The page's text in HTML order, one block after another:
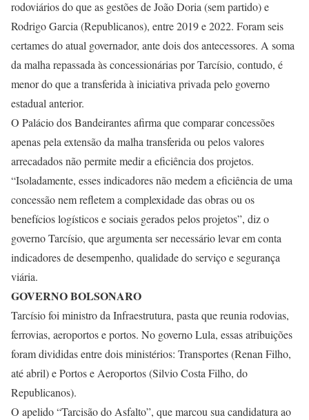
rodoviários do que as gestões de João Doria (sem partido) e
Rodrigo Garcia (Republicanos), entre 2019 e 2022. Foram seis
certames do atual governador, ante dois dos antecessores. A soma
da malha repassada às concessionárias por Tarcísio, contudo, é
menor do que a transferida à iniciativa privada pelo governo
estadual anterior.
O Palácio dos Bandeirantes afirma que comparar concessões
apenas pela extensão da malha transferida ou pelos valores
arrecadados não permite medir a eficiência dos projetos.
“Isoladamente, esses indicadores não medem a eficiência de uma
concessão nem refletem a complexidade das obras ou os
benefícios logísticos e sociais gerados pelos projetos”, diz o
governo Tarcísio, que argumenta ser necessário levar em conta
indicadores de desempenho, qualidade do serviço e segurança
viária.
GOVERNO BOLSONARO
Tarcísio foi ministro da Infraestrutura, pasta que reunia rodovias,
ferrovias, aeroportos e portos. No governo Lula, essas atribuições
foram divididas entre dois ministérios: Transportes (Renan Filho,
até abril) e Portos e Aeroportos (Silvio Costa Filho, do
Republicanos).
O apelido “Tarcisão do Asfalto”, que marcou sua candidatura ao